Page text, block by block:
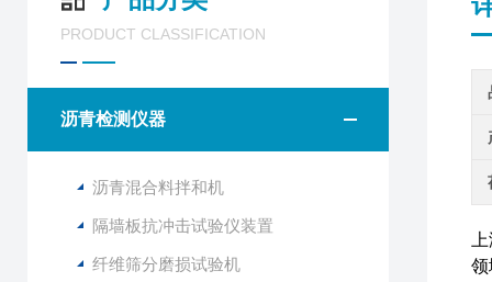
PRODUCT CLASSIFICATION
沥青检测仪器
沥青混合料拌和机
隔墙板抗冲击试验仪装置
纤维筛分磨损试验机
领